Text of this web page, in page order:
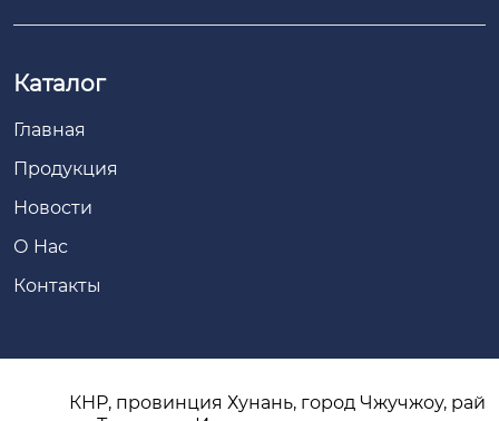
Каталог
Главная
Продукция
Новости
О Hас
Контакты
КНР, провинция Хунань, город Чжучжоу, рай